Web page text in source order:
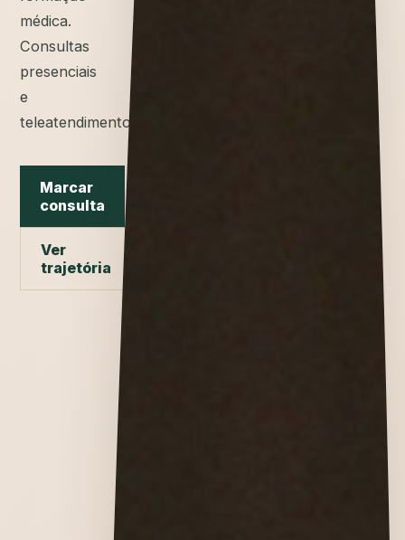
médica.
Consultas
presenciais
e
teleatendimento.
Marcar
consulta
Ver
trajetória